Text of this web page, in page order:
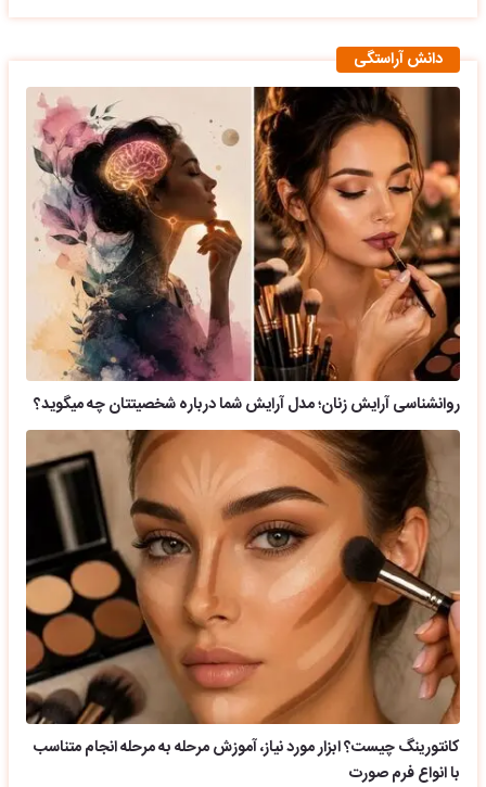
دانش آراستگی
روانشناسی آرایش زنان؛ مدل آرایش شما درباره شخصیتتان چه میگوید؟
کانتورینگ چیست؟ ابزار مورد نیاز، آموزش مرحله به مرحله انجام متناسب
با انواع فرم صورت